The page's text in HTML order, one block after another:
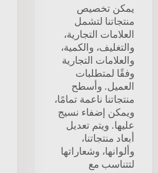
يمكن تخصيص
منتجاتنا لتشمل
العلامات التجارية،
والتغليف، والكمية،
والعلامات التجارية
وفقًا لمتطلبات
العميل. وأسطح
منتجاتنا ناعمة تمامًا،
ويمكن إضفاء نسيج
عليها. ويتم تعديل
أبعاد منتجاتنا،
وألوانها، وشعاراتها
لتتناسب مع